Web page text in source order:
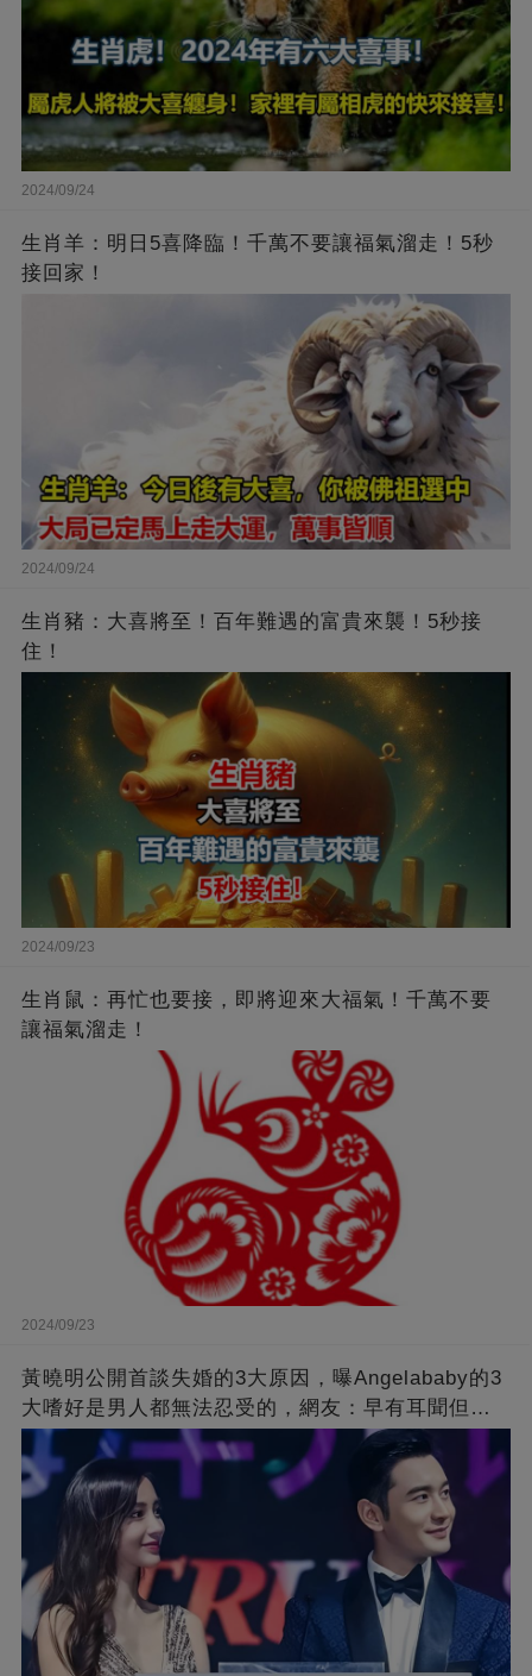
2024/09/24
生肖羊：明日5喜降臨！千萬不要讓福氣溜走！5秒
接回家！
2024/09/24
生肖豬：大喜將至！百年難遇的富貴來襲！5秒接
住！
2024/09/23
生肖鼠：再忙也要接，即將迎來大福氣！千萬不要
讓福氣溜走！
2024/09/23
黃曉明公開首談失婚的3大原因，曝Angelababy的3
大嗜好是男人都無法忍受的，網友：早有耳聞但想
不到那麼嚴重！